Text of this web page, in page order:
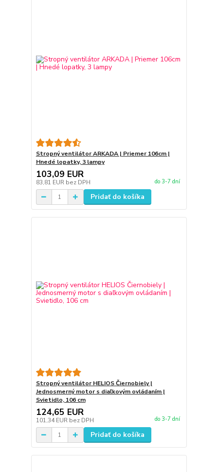
Stropný ventilátor ARKADA | Priemer 106cm |
Hnedé lopatky, 3 lampy
103,09 EUR
83,81 EUR bez DPH do 3-7 dní
Pridať do košíka
Stropný ventilátor HELIOS Čiernobiely |
Jednosmerný motor s diaľkovým ovládaním |
Svietidlo, 106 cm
124,65 EUR
101,34 EUR bez DPH do 3-7 dní
Pridať do košíka